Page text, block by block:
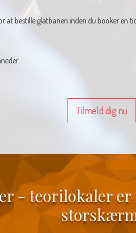
at bestille glatbanen inden du booker en
Tilmeld dig nu
- teorilokaler er